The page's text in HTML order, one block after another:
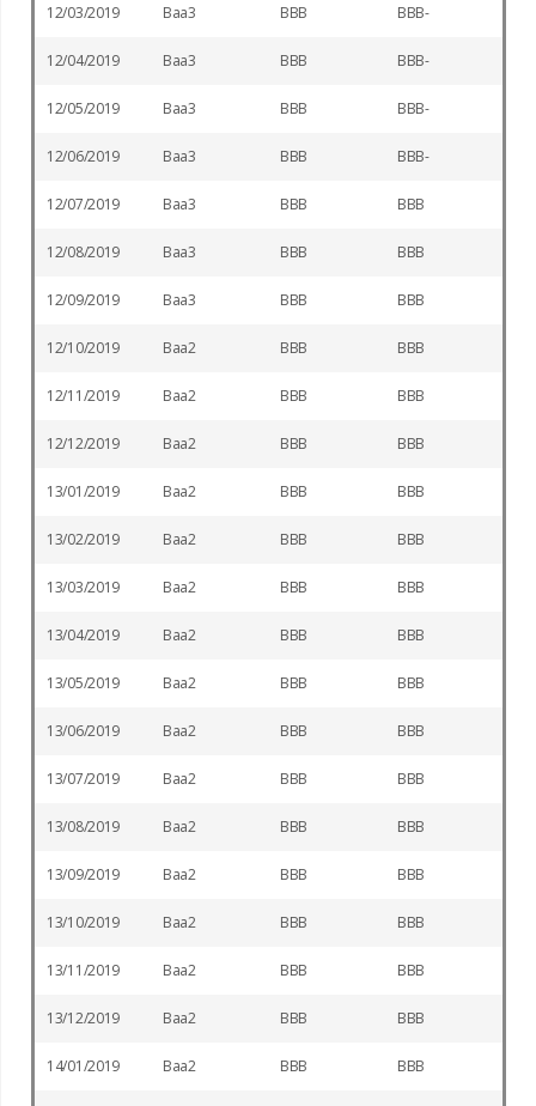
12/03/2019 Baa3 BBB BBB-
12/04/2019 Baa3 BBB BBB-
12/05/2019 Baa3 BBB BBB-
12/06/2019 Baa3 BBB BBB-
12/07/2019 Baa3 BBB BBB
12/08/2019 Baa3 BBB BBB
12/09/2019 Baa3 BBB BBB
12/10/2019 Baa2 BBB BBB
12/11/2019 Baa2 BBB BBB
12/12/2019 Baa2 BBB BBB
13/01/2019 Baa2 BBB BBB
13/02/2019 Baa2 BBB BBB
13/03/2019 Baa2 BBB BBB
13/04/2019 Baa2 BBB BBB
13/05/2019 Baa2 BBB BBB
13/06/2019 Baa2 BBB BBB
13/07/2019 Baa2 BBB BBB
13/08/2019 Baa2 BBB BBB
13/09/2019 Baa2 BBB BBB
13/10/2019 Baa2 BBB BBB
13/11/2019 Baa2 BBB BBB
13/12/2019 Baa2 BBB BBB
14/01/2019 Baa2 BBB BBB